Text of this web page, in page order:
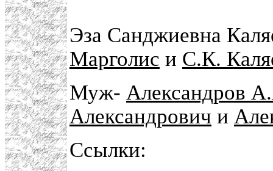
Эза Санджиевна
Марголис и С.К.
Муж- Александров
Александрович и
Ссылки: